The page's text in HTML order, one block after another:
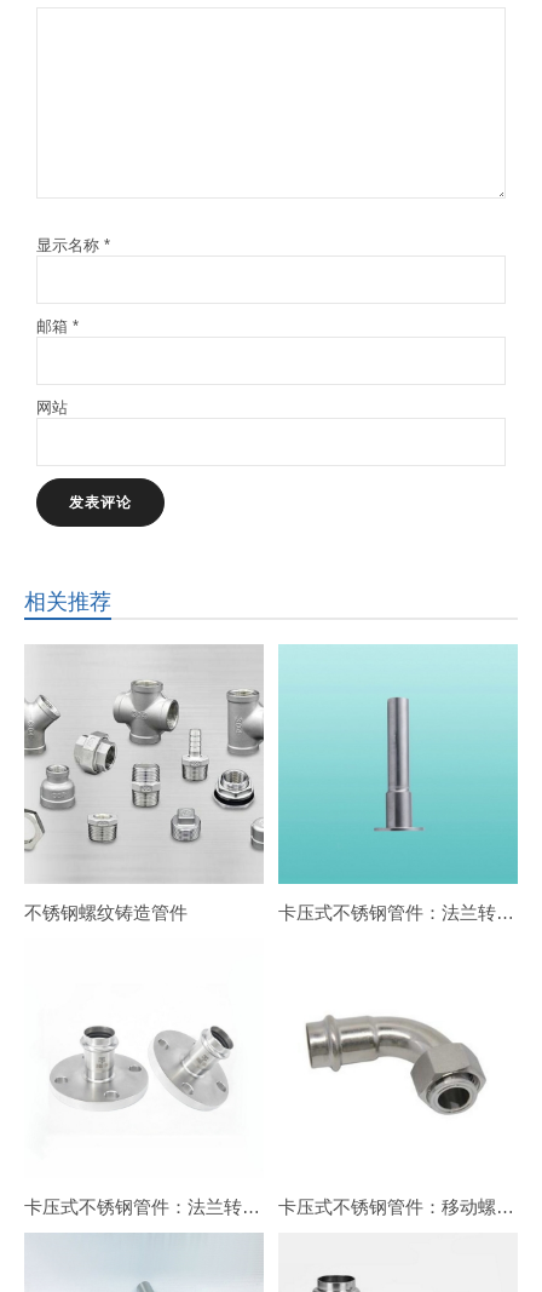
显示名称 *
邮箱 *
网站
相关推荐
不锈钢螺纹铸造管件 卡压式不锈钢管件：法兰转换接头FG1
卡压式不锈钢管件：法兰转换接头FG2 卡压式不锈钢管件：移动螺母90°转换弯头